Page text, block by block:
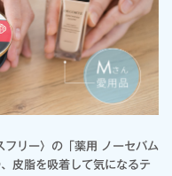
フリー〉の「薬用 ノーセバム
皮脂を吸着して気になるテ